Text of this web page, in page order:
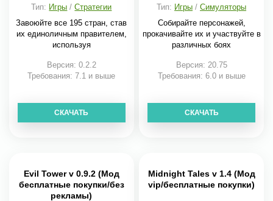
Тип: Игры /Стратегии
Завоюйте все 195 стран, став
их единоличным правителем,
используя
Версия: 0.2.2
Требования: 7.1 и выше
СКАЧАТЬ
Тип: Игры /Симуляторы
Собирайте персонажей,
прокачивайте их и участвуйте в
различных боях
Версия: 20.75
Требования: 6.0 и выше
СКАЧАТЬ
Evil Tower v 0.9.2 (Мод
бесплатные покупки/без
рекламы)
Midnight Tales v 1.4 (Мод
vip/бесплатные покупки)